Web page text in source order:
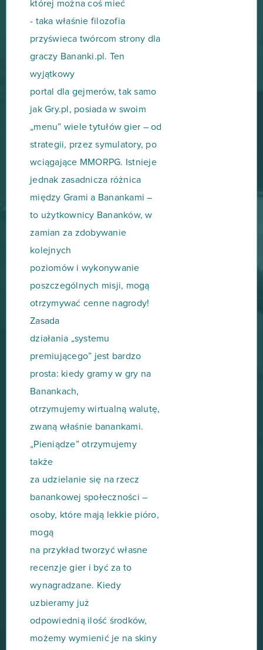
której można coś mieć
- taka właśnie filozofia
przyświeca twórcom strony dla
graczy Bananki.pl. Ten
wyjątkowy
portal dla gejmerów, tak samo
jak Gry.pl, posiada w swoim
„menu” wiele tytułów gier – od
strategii, przez symulatory, po
wciągające MMORPG. Istnieje
jednak zasadnicza różnica
między Grami a Banankami –
to użytkownicy Bananków, w
zamian za zdobywanie
kolejnych
poziomów i wykonywanie
poszczególnych misji, mogą
otrzymywać cenne nagrody!
Zasada
działania „systemu
premiującego” jest bardzo
prosta: kiedy gramy w gry na
Banankach,
otrzymujemy wirtualną walutę,
zwaną właśnie banankami.
„Pieniądze” otrzymujemy
także
za udzielanie się na rzecz
banankowej społeczności –
osoby, które mają lekkie pióro,
mogą
na przykład tworzyć własne
recenzje gier i być za to
wynagradzane. Kiedy
uzbieramy już
odpowiednią ilość środków,
możemy wymienić je na skiny